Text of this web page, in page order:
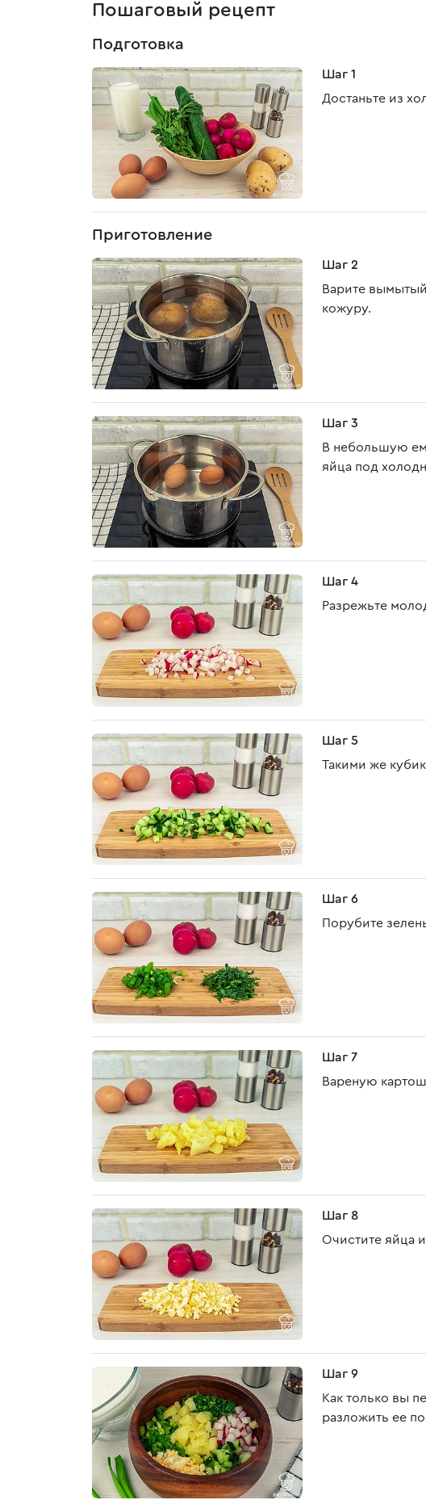
Пошаговый рецепт
Подготовка
Шаг 1
Достаньте из
Приготовление
Шаг 2
Варите вымытый
кожуру.
Шаг 3
В небольшую
яйца под
Шаг 4
Разрежьте
Шаг 5
Такими же
Шаг 6
Порубите
Шаг 7
Вареную
Шаг 8
Очистите яйца
Шаг 9
Как только вы
разложить ее